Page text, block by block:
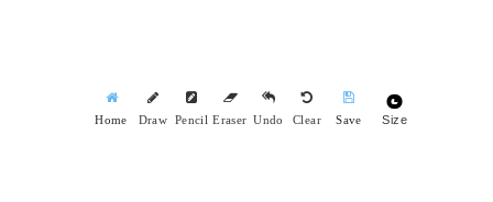
Home Draw Pencil Eraser Undo Clear Save Size